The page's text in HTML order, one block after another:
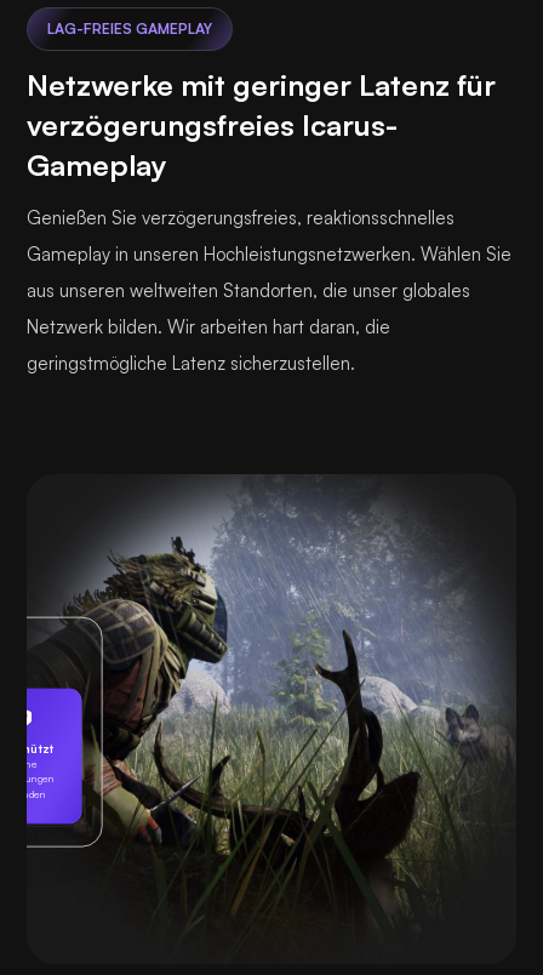
LAG-FREIES GAMEPLAY
Netzwerke mit geringer Latenz für
verzögerungsfreies Icarus-
Gameplay
Genießen Sie verzögerungsfreies, reaktionsschnelles
Gameplay in unseren Hochleistungsnetzwerken. Wählen Sie
aus unseren weltweiten Standorten, die unser globales
Netzwerk bilden. Wir arbeiten hart daran, die
geringstmögliche Latenz sicherzustellen.
Keine
gefunden